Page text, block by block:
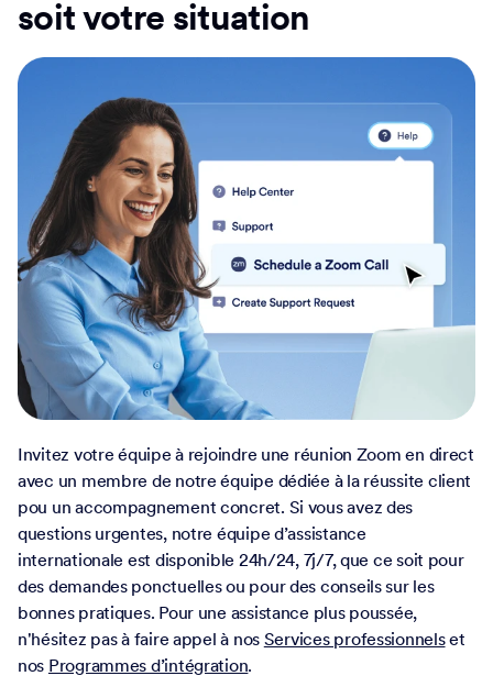
Expertise de la plateforme quand vous en avez
besoin
Une assistance, quelle que
soit votre situation